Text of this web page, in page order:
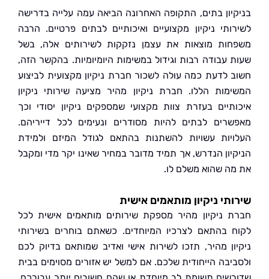
בתים, התקופה האחרונה הביאה עמה עלייה בדרישה
ניקיון מקצועיים ואיכותיים לבתים פרטיים. הרבה
מוצאות את עצמן נזקקות לשירותים אלה, בשל
עבודה רבות וגידול במשימות היומיומיות. בהקשר הזה,
לדעת כמה עולה לשכור חברת ניקיון מקצועית לביצוע
הללו. חברת ניקיון מהיר מציעה שירותי ניקיון
בעזרת צוות מקצועי שמספקים ניקיון יסודי וכך
לבתים להיות מסודרים ונעימים לכל דייריהם.
עשויות להשתנות בהתאם לגודל המיזם ולמידת
הנדרש, אך תמיד מדובר במחיר שאינו יקר מדי ומקבל
שהוא משלם לו.
ניקיון מותאמים אישית
ניקיון מהיר מספקת שירותים מותאמים אישית לכל
בהתאם לצרכיו המיוחדים. כשאתם בוחרים בשירותי
מהיר, תזכו לשירות אישי ואדיב שמותאם בדיוק לכם
הייחודית שלכם. אם למשל יש אזורים מסוימים בבית